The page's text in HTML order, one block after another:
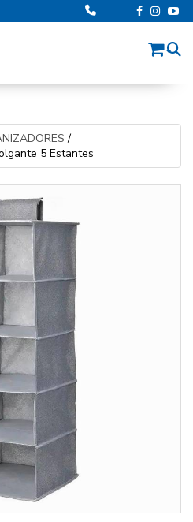
/
5 Estantes